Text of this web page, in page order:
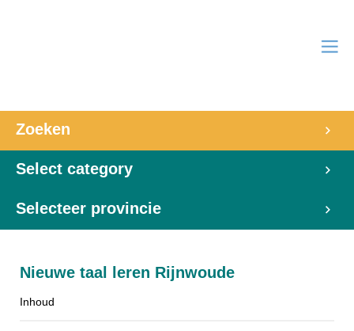
Zoeken
Select category
Selecteer provincie
Nieuwe taal leren Rijnwoude
Inhoud